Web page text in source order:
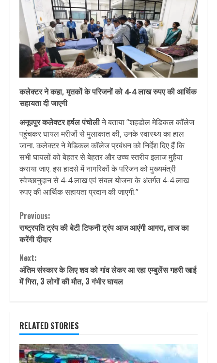
कलेक्टर ने कहा, मृतकों के परिजनों को 4-4 लाख रुपए की आर्थिक
सहायता दी जाएगी
अनूपपुर कलेक्टर हर्षल पंचोलीने बताया “शहडोल मेडिकल कॉलेज
पहुंचकर घायल मरीजों से मुलाकात की, उनके स्वास्थ्य का हाल
जाना. कलेक्टर ने मेडिकल कॉलेज प्रबंधन को निर्देश दिए हैं कि
सभी घायलों को बेहतर से बेहतर और उच्च स्तरीय इलाज मुहैया
कराया जाए. इस हादसे में नागरिकों के परिजन को मुख्यमंत्री
स्वेच्छानुदान से 4-4 लाख एवं संबल योजना के अंतर्गत 4-4 लाख
रुपए की आर्थिक सहायता प्रदान की जाएगी.”
Continue
Reading
Previous:
राष्ट्रपति ट्रंप की बेटी टिफनी ट्रंप आज आएंगी आगरा, ताज का
करेंगी दीदार
Next:
अंतिम संस्कार के लिए शव को गांव लेकर आ रहा एम्बुलेंस गहरी खाई
में गिरा, 3 लोगों की मौत, 3 गंभीर घायल
RELATED STORIES